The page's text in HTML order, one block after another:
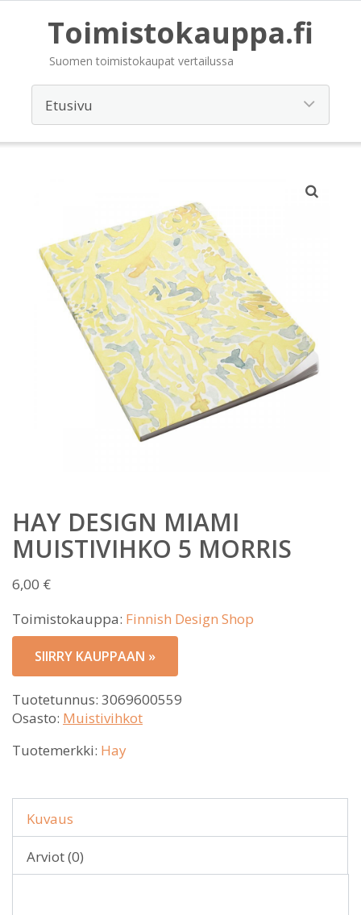
Toimistokauppa.fi
Suomen toimistokaupat vertailussa
HAY DESIGN MIAMI
MUISTIVIHKO 5 MORRIS
6,00 €
Toimistokauppa: Finnish Design Shop
SIIRRY KAUPPAAN »
Tuotetunnus: 3069600559
Osasto: Muistivihkot
Tuotemerkki: Hay
Kuvaus
Arviot (0)